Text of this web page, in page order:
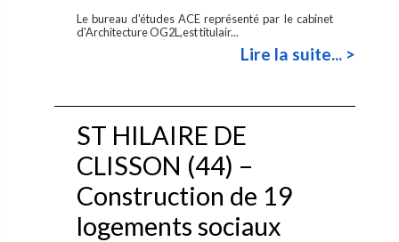
Le bureau d'études ACE représenté par le cabinet
d'Architecture OG2L,est titulair...
Lire la suite... >
ST HILAIRE DE
CLISSON (44) –
Construction de 19
logements sociaux